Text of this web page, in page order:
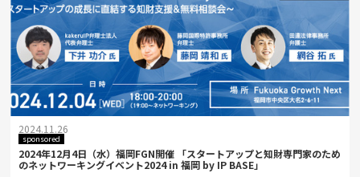
2024.11.26
sponsored
2024年12月4日（水）福岡FGN開催 「スタートアップと知財専門家のため
のネットワーキングイベント2024 in 福岡 by IP BASE」